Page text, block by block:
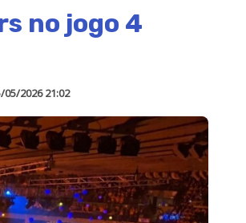
no jogo 4
05/2026 21:02